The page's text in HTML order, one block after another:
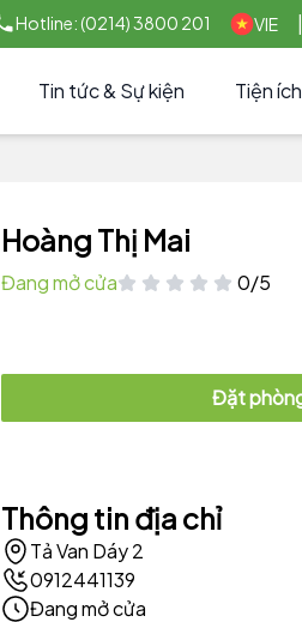
Hotline: (0214) 3800 201 VIE
Tin tức & Sự kiện Tiện ích
Hoàng Thị Mai
Đang mở cửa 0/5
Đặt
Thông tin địa chỉ
Tả Van Dáy 2
0912441139
Đang mở cửa